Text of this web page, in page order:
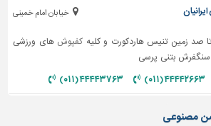
خیابان امام خمینی
صد زمین تنیس هاردکورت و کلیه کفپوش های ورزشی
سنگفرش بتنی پرسی
۴۴۴۴۲۶۶۳ (۰۱۱) ۴۴۴۴۳۷۶۳ (۰۱۱)
مصنوعی